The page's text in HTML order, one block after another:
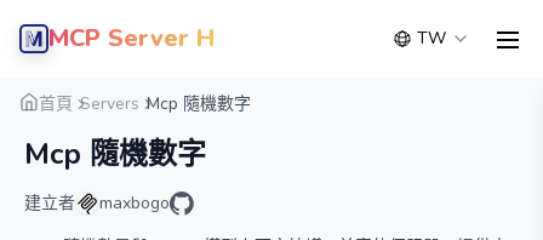
MCP Server Hub TW
首頁 Servers Mcp 隨機數字
Mcp 隨機數字
建立者
maxbogo
概覽 詳細